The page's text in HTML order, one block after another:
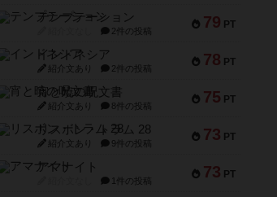
79 PT
テンプテーション
2件の投稿
78 PT
インドネシア
紹介文あり 2件の投稿
75 PT
宵と暁の呪文書
紹介文あり 8件の投稿
73 PT
リスボン・トラム 28
紹介文あり 9件の投稿
73 PT
アマナイト
1件の投稿